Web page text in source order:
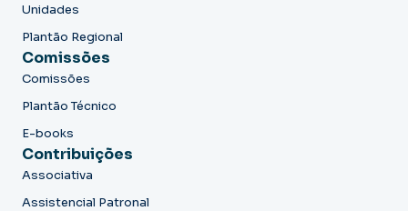
Unidades
Plantão Regional
Comissões
Comissões
Plantão Técnico
E-books
Contribuições
Associativa
Assistencial Patronal